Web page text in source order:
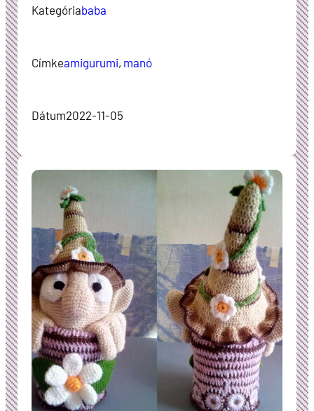
Kategóriababa
Címkeamigurumi, manó
Dátum2022-11-05